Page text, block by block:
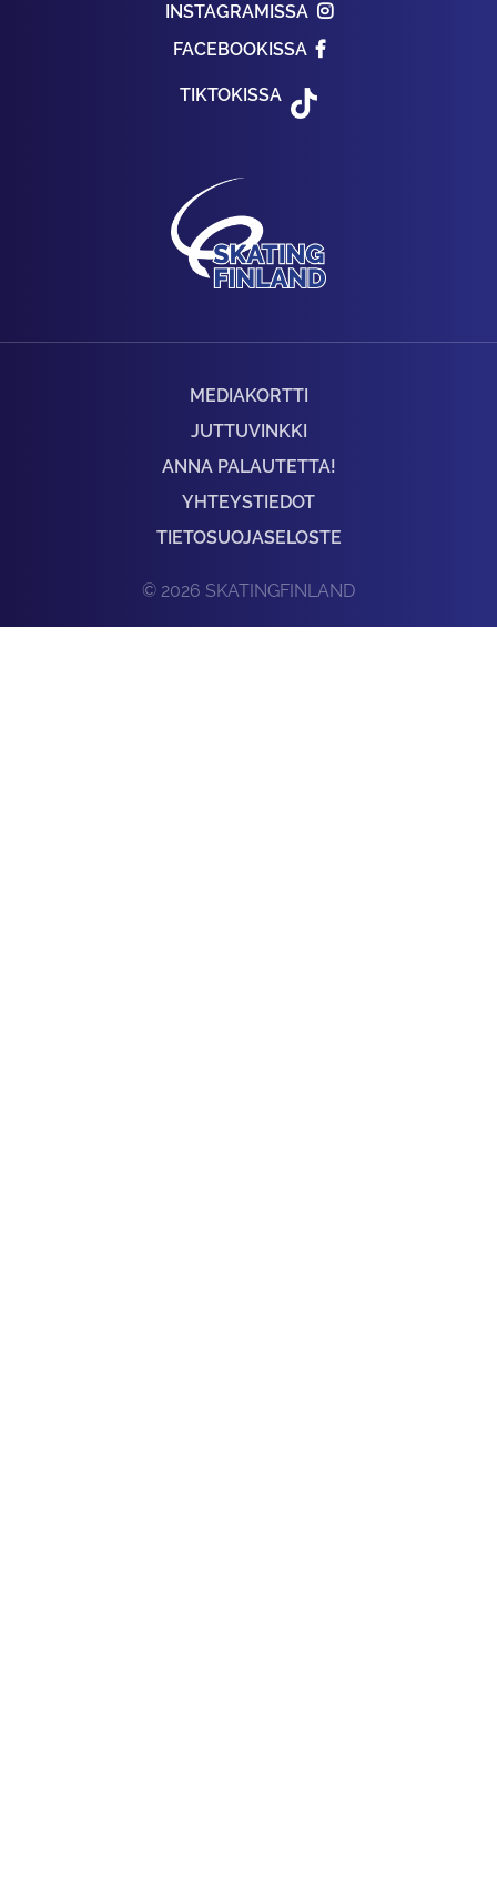
INSTAGRAMISSA
FACEBOOKISSA
TIKTOKISSA
MEDIAKORTTI
JUTTUVINKKI
ANNA PALAUTETTA!
YHTEYSTIEDOT
TIETOSUOJASELOSTE
© 2026 SKATINGFINLAND